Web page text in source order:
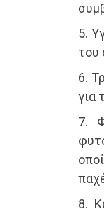
5.
του
6.
για
7.
8.